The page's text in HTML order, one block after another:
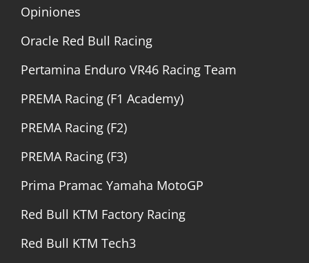
Opiniones
Oracle Red Bull Racing
Pertamina Enduro VR46 Racing Team
PREMA Racing (F1 Academy)
PREMA Racing (F2)
PREMA Racing (F3)
Prima Pramac Yamaha MotoGP
Red Bull KTM Factory Racing
Red Bull KTM Tech3